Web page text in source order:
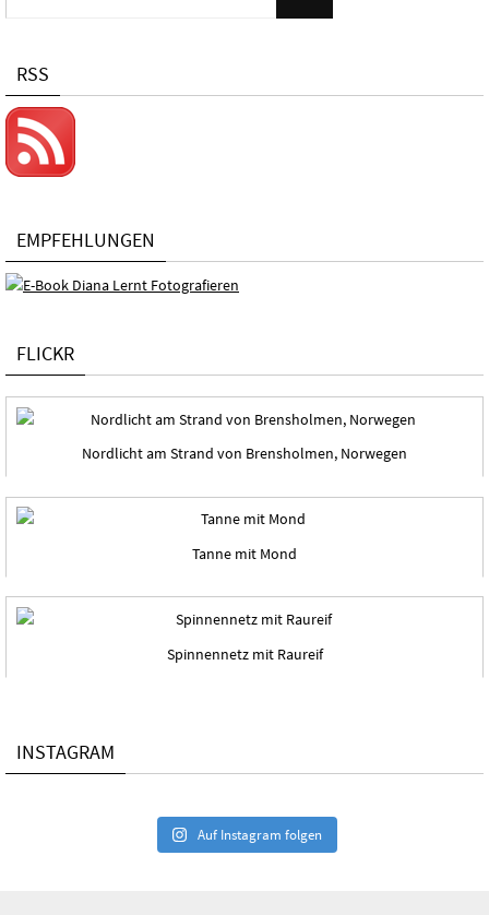
RSS
EMPFEHLUNGEN
FLICKR
Nordlicht am Strand von Brensholmen, Norwegen
Tanne mit Mond
Spinnennetz mit Raureif
INSTAGRAM
Auf Instagram folgen